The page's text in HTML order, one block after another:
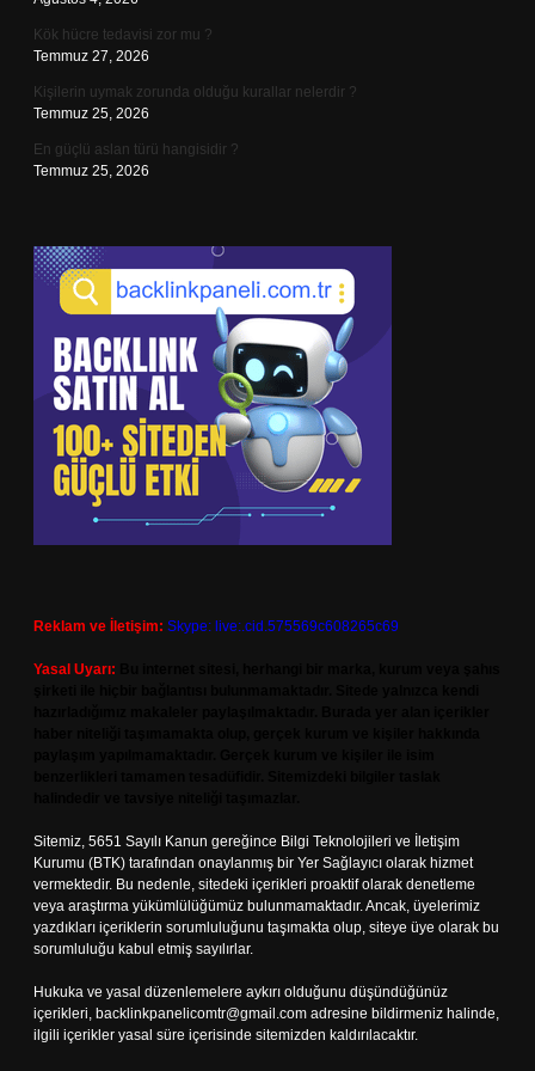
Kök hücre tedavisi zor mu ?
Temmuz 27, 2026
Kişilerin uymak zorunda olduğu kurallar nelerdir ?
Temmuz 25, 2026
En güçlü aslan türü hangisidir ?
Temmuz 25, 2026
Reklam ve İletişim: Skype: live:.cid.575569c608265c69
Yasal Uyarı:
Sitemiz, 5651 Sayılı Kanun gereğince Bilgi Teknolojileri ve İletişim
Kurumu (BTK) tarafından onaylanmış bir Yer Sağlayıcı olarak hizmet
vermektedir. Bu nedenle, sitedeki içerikleri proaktif olarak denetleme
veya araştırma yükümlülüğümüz bulunmamaktadır. Ancak, üyelerimiz
yazdıkları içeriklerin sorumluluğunu taşımakta olup, siteye üye olarak bu
sorumluluğu kabul etmiş sayılırlar.
Hukuka ve yasal düzenlemelere aykırı olduğunu düşündüğünüz
içerikleri, backlinkpanelicomtr@gmail.com adresine bildirmeniz halinde,
ilgili içerikler yasal süre içerisinde sitemizden kaldırılacaktır.